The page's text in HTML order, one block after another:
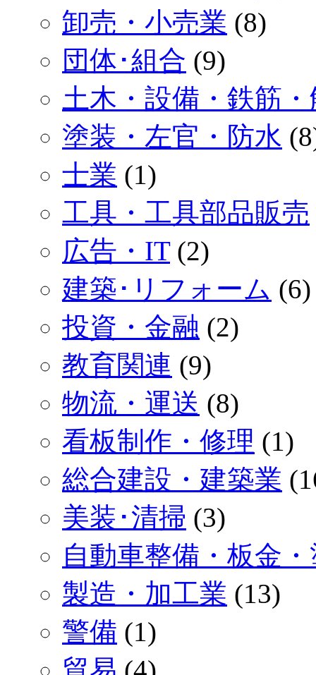
卸売・小売業 (8)
団体･組合 (9)
土木・設備・鉄筋
塗装・左官・防水
士業 (1)
工具・工具部品販売
広告・IT(2)
建築･リフォーム (6)
投資・金融 (2)
教育関連 (9)
物流・運送 (8)
看板制作・修理 (1)
総合建設・建築業
美装･清掃 (3)
自動車整備・板金
製造・加工業 (13)
警備 (1)